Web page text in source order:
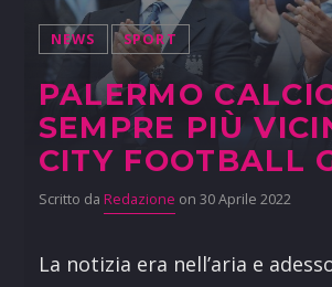
NEWS SPORT
PALERMO
SEMPRE PIÙ
CITY FOOTBALL
Scritto da Redazione on 30 Aprile 2022
La notizia era nell’aria e